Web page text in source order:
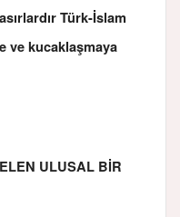
Türk-İslam
ve kucaklaşmaya
ULUSAL BİR